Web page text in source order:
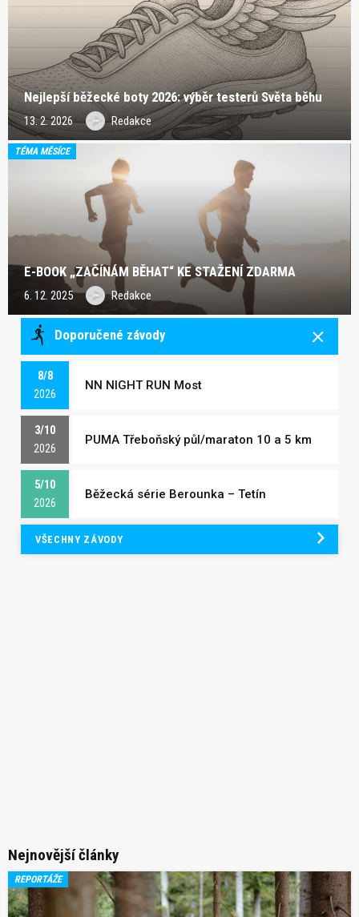
Nejlepší běžecké boty 2026: výběr testerů Světa běhu
13. 2. 2026 Redakce
TÉMA MĚSÍCE
E-BOOK „ZAČÍNÁM BĚHAT“ KE STAŽENÍ ZDARMA
6. 12. 2025 Redakce
Doporučené závody
8/8
2026
NN NIGHT RUN Most
3/10
2026
PUMA Třeboňský půl/maraton 10 a 5 km
5/10
2026
Běžecká série Berounka – Tetín
VŠECHNY ZÁVODY
Nejnovější články
REPORTÁŽE